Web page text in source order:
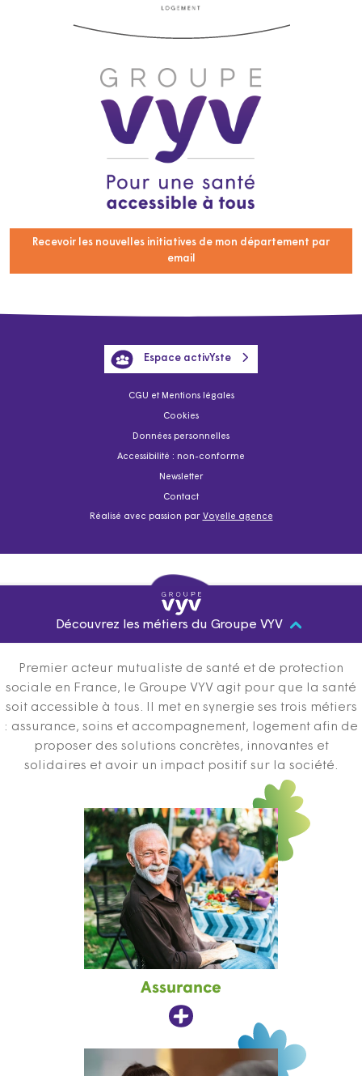
Recevoir les nouvelles initiatives de mon département par
email
CGU et Mentions légales
Cookies
Données personnelles
Accessibilité : non-conforme
Newsletter
Contact
Réalisé avec passion par Voyelle agence
Espace activYste
Découvrez les métiers du Groupe VYV
Premier acteur mutualiste de santé et de protection
sociale en France, le Groupe VYV agit pour que la santé
soit accessible à tous. Il met en synergie ses trois métiers
: assurance, soins et accompagnement, logement afin de
proposer des solutions concrètes, innovantes et
solidaires et avoir un impact positif sur la société.
Assurance